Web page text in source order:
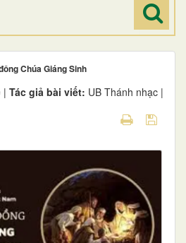
Chúa Giáng Sinh
| Tác giả bài viết: UB Thánh nhạc |